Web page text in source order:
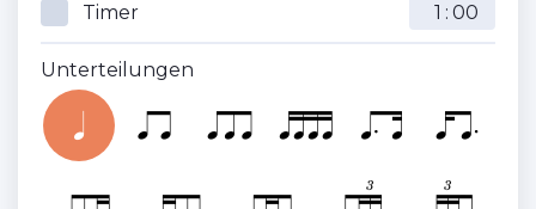
Timer :
Unterteilungen